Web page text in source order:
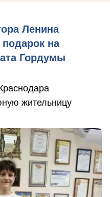
Ленина
на
Гордумы
жительницу